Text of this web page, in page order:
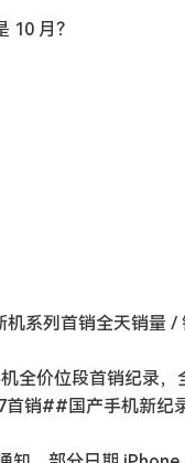
月？
系列首销全天销量 /
全价位段首销纪录
首销##国产手机新纪